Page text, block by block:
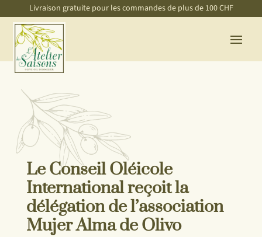
Livraison gratuite pour les commandes de plus de 100 CHF
Le Conseil Oléicole
International reçoit la
délégation de l’association
Mujer Alma de Olivo